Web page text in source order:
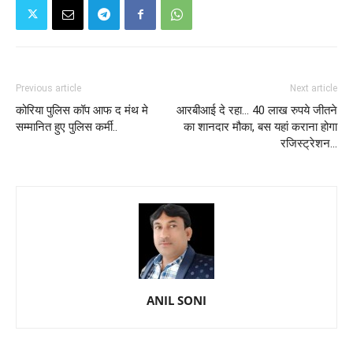
Previous article
कोरिया पुलिस कॉप आफ द मंथ मे
सम्मानित हुए पुलिस कर्मी..
Next article
आरबीआई दे रहा... 40 लाख रुपये जीतने
का शानदार मौका, बस यहां कराना होगा
रजिस्ट्रेशन...
ANIL SONI